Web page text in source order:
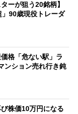
ーが狙う20銘柄】
」90歳現役トレーダ
価格「危ない駅」ラ
ンション売れ行き鈍
び株価10万円になる